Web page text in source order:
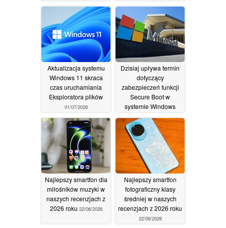
logowania za pomocą
odcisku palca oraz
Eksploratora plików
29/07/2026
28/07/2026
Aktualizacja systemu
Windows 11 skraca
czas uruchamiania
Eksploratora plików
01/07/2026
Dzisiaj upływa termin
dotyczący
zabezpieczeń funkcji
Secure Boot w
systemie Windows
24/06/2026
Najlepszy smartfon dla
miłośników muzyki w
naszych recenzjach z
2026 roku 22/06/2026
Najlepszy smartfon
fotograficzny klasy
średniej w naszych
recenzjach z 2026 roku
22/06/2026